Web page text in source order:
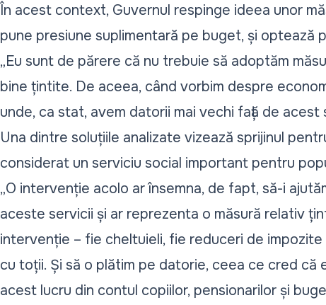
În acest context, Guvernul respinge ideea unor
pune presiune suplimentară pe buget, și optează
„Eu sunt de părere că nu trebuie să adoptăm
bine țintite. De aceea, când vorbim despre
unde, ca stat, avem datorii mai vechi față de acest
Una dintre soluțiile analizate vizează sprijinul
considerat un serviciu social important pentru
„O intervenție acolo ar însemna, de fapt, să-i
aceste servicii și ar reprezenta o măsură relativ
intervenție – fie cheltuieli, fie reduceri de
cu toții. Și să o plătim pe datorie, ceea ce cred
acest lucru din contul copiilor, pensionarilor și